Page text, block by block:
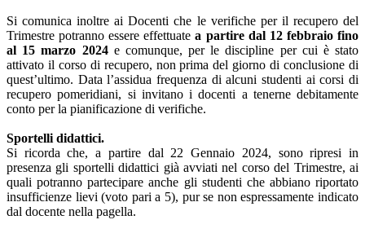
Si comunica inoltre ai Docenti che le verifiche per il recupero del
Trimestre potranno essere effettuatea partire dal 12 febbraio fino
al 15 marzo 2024 e comunque, per le discipline per cui è stato
attivato il corso di recupero, non prima del giorno di conclusione di
quest’ultimo. Data l’assidua frequenza di alcuni studenti ai corsi di
recupero pomeridiani, si invitano i docenti a tenerne debitamente
conto per la pianificazione di verifiche.
Sportelli didattici.
Si ricorda che, a partire dal 22 Gennaio 2024, sono ripresi in
presenza gli sportelli didattici già avviati nel corso del Trimestre, ai
quali potranno partecipare anche gli studenti che abbiano riportato
insufficienze lievi (voto pari a 5), pur se non espressamente indicato
dal docente nella pagella.